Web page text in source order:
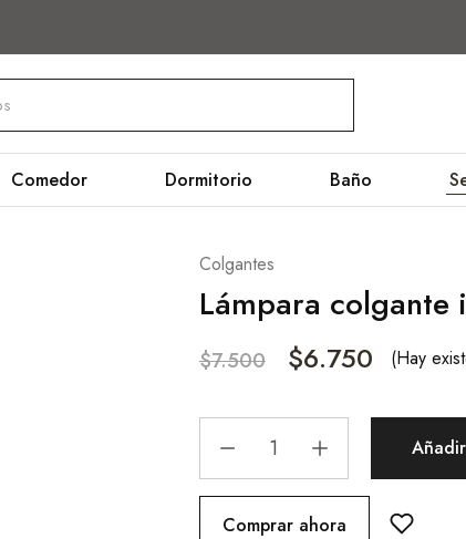
Comedor Dormitorio Baño
Colgantes
Lámpara
$7.500 $6.750 (Hay
Comprar ahora